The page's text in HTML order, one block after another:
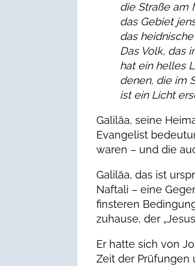
die Straße am
das Gebiet
das heidnische
Das Volk, das
hat ein helles
denen, die im
ist ein Licht
Galiläa, seine
Evangelist
waren – und die
Galiläa, das ist
Naftali – eine
finsteren
zuhause, der
Er hatte sich von
Zeit der Prüfungen